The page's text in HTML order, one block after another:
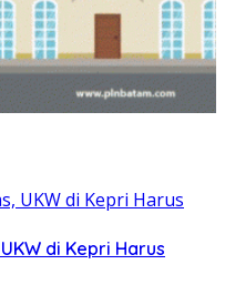
di Kepri Harus